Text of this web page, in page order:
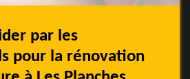
par les
pour la rénovation